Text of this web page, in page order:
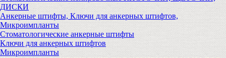
ДИСКИ
Анкерные штифты, Ключи для анкерных штифтов,
Микроимпланты
Стоматологические анкерные штифты
Ключи для анкерных штифтов
Микроимпланты